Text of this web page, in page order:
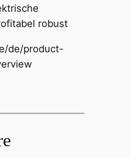
robust
de/product-